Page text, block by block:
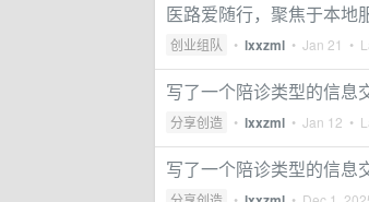
医路爱随行，聚焦于本地
创业组队 • lxxzml • Jan 21 •
写了一个陪诊类型的信息
分享创造 • lxxzml • Jan 12 •
写了一个陪诊类型的信息